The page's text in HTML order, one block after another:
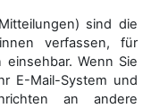
sind die
verfassen, für
Wenn Sie
E-Mail-System und
an andere